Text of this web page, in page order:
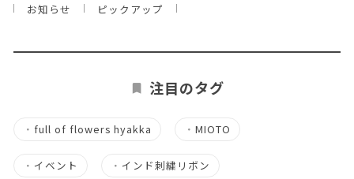
お知らせ ピックアップ
注目のタグ
・ full of flowers hyakka ・MIOTO
・ イベント ・ インド刺繍リボン